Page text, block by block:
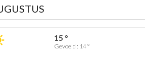
15 °
Gevoeld : 14 °